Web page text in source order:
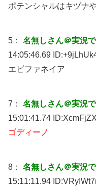
ポテンシャルはキヅナ
5： 名無しさん＠実況
14:05:46.69 ID:
エビファネイア
7： 名無しさん＠実況
15:01:41.74 ID:
ゴディーノ
8： 名無しさん＠実況
15:11:11.94 ID: